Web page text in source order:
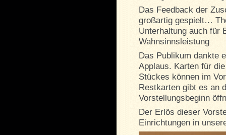
Das Feedback der
großartig gespielt…
Unterhaltung auch für
Wahnsinnsleistung
Das Publikum dankte
Applaus. Karten für
Stückes können im
Restkarten gibt es an
Vorstellungsbeginn
Der Erlös dieser
Einrichtungen in